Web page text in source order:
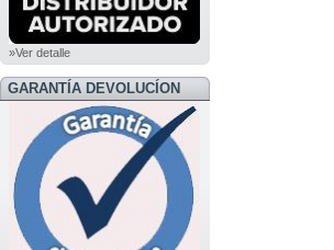
»Ver detalle
GARANTÍA DEVOLUCÍON